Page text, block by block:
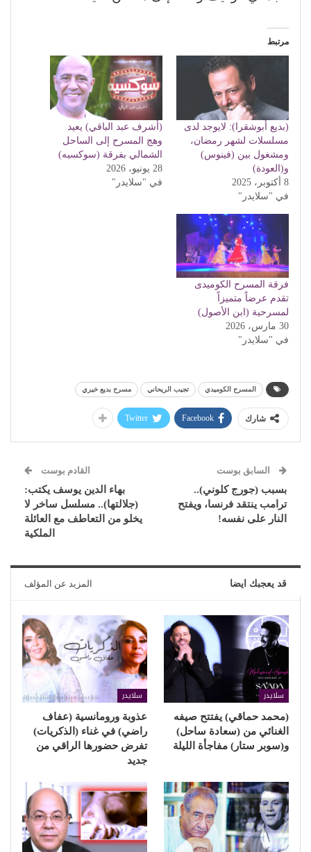
مرتبط
(بديع أبوشقرا): لايوجد لدى
مسلسلات لشهر رمضان،
ومشغول بين (فينوس)
و(العودة)
8 أكتوبر، 2025
في "سلايدر"
(أشرف عبد الباقي) يعيد
وهج المسرح إلى الساحل
الشمالي بفرقة (سوكسيه)
28 يونيو، 2026
في "سلايدر"
فرقة المسرح الكوميدى
تقدم عرضاً متميزاً
لمسرحية (ابن الأصول)
30 مارس، 2026
في "سلايدر"
المسرح الكوميدي تجيب الريحاني مسرح بديع خيري
شارك Facebook
Twitter
السابق بوست
بسبب (جورج كلوني)..
ترامب ينتقد فرنسا، ويفتح
النار على نفسه!
القادم بوست
بهاء الدين يوسف يكتب:
(جلالتها).. مسلسل ساخر لا
يخلو من التعاطف مع العائلة
الملكية
قد يعجبك ايضا المزيد عن المؤلف
سلايدر
(محمد حماقي) يفتتح صيفه
الغنائي من (سعادة ساحل)
و(سوبر ستار) مفاجأة الليلة
سلايدر
عذوبة ورومانسية (عفاف
راضي) في غناء (الذكريات)
تفرض حضورها الراقي من
جديد